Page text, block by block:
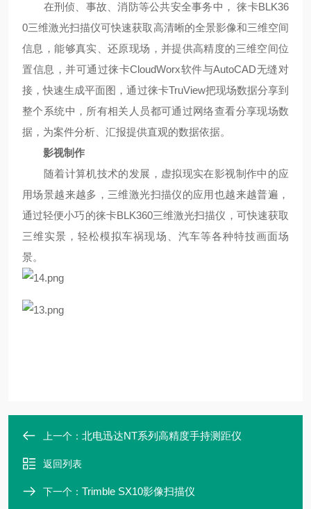
在刑侦、事故、消防等公共安全事务中，
徕卡BLK36
0三维激光扫描仪可快速获取高清晰的全景影像和三维空间
信息，能够真实、 还原现场，并提供高精度的三维空间位
置信息，并可通过徕卡CloudWorx软件与AutoCAD无缝对
接，快速生成平面图，通过徕卡TruView把现场数据分享到
整个系统中，所有相关人员都可通过网络查看分享现场数
据，为案件分析、汇报提供直观的数据依据。
影视制作
随着计算机技术的发展，虚拟现实在影视制作中的应
用场景越来越多，三维激光扫描仪的应用也越来越普遍，
通过轻便小巧的徕卡BLK360三维激光扫描仪，可快速获取
三维实景，轻松模拟车祸现场、汽车等各种特技画面场
景。
上一个： 北电迅达NT系列高精度手持测距仪
返回列表
下一个： Trimble SX10影像扫描仪